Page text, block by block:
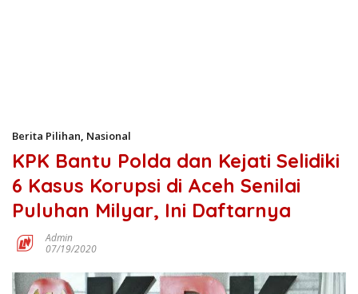
Berita Pilihan, Nasional
KPK Bantu Polda dan Kejati Selidiki
6 Kasus Korupsi di Aceh Senilai
Puluhan Milyar, Ini Daftarnya
Admin
07/19/2020